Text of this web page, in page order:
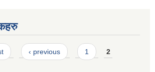
‹ previous 1 2